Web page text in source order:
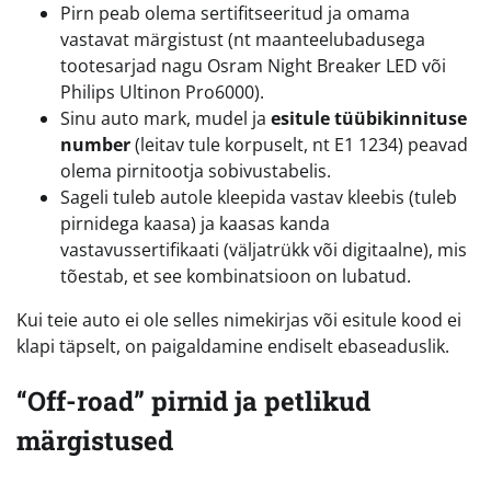
Pirn peab olema sertifitseeritud ja omama
vastavat märgistust (nt maanteelubadusega
tootesarjad nagu Osram Night Breaker LED või
Philips Ultinon Pro6000).
Sinu auto mark, mudel ja esitule tüübikinnituse
number(leitav tule korpuselt, nt E1 1234) peavad
olema pirnitootja sobivustabelis.
Sageli tuleb autole kleepida vastav kleebis (tuleb
pirnidega kaasa) ja kaasas kanda
vastavussertifikaati (väljatrükk või digitaalne), mis
tõestab, et see kombinatsioon on lubatud.
Kui teie auto ei ole selles nimekirjas või esitule kood ei
klapi täpselt, on paigaldamine endiselt ebaseaduslik.
“Off-road” pirnid ja petlikud
märgistused